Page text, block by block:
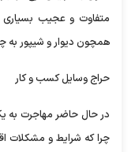
متفاوت و عجیب
همچون دیوار و شیپور
حراج وسایل کسب و کار
در حال حاضر مهاجرت به
چرا که شرایط و